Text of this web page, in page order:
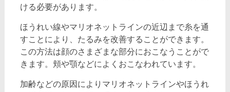
ける必要があります。
ほうれい線やマリオネットラインの近辺まで糸を通
すことにより、たるみを改善することができます。
この方法は顔のさまざまな部分におこなうことがで
きます。頬や顎などによくおこなわれています。
加齢などの原因によりマリオネットラインやほうれ